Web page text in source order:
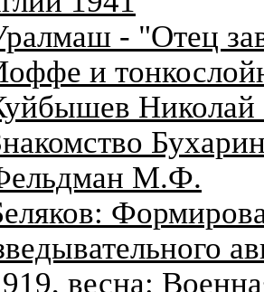
- "Отец
и
Николай
М.Ф.
весна: